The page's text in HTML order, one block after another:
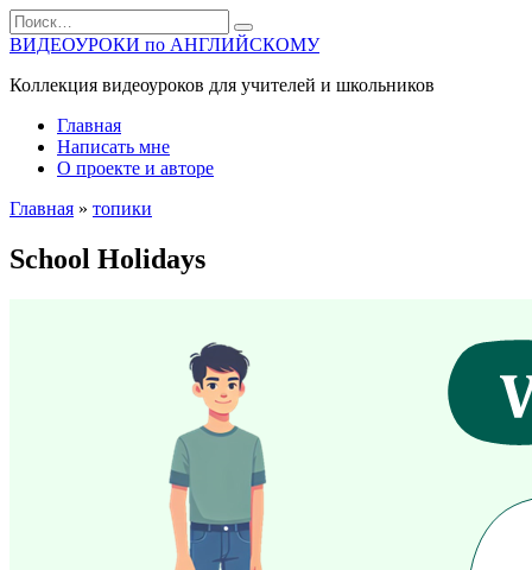
Перейти
к
содержанию
Search
for:
ВИДЕОУРОКИ по АНГЛИЙСКОМУ
Коллекция видеоуроков для учителей и школьников
Главная
Написать мне
О проекте и авторе
Главная » топики
School Holidays